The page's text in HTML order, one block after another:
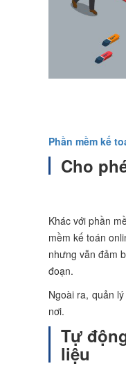
Phần mềm kế
Cho
Khác với phần
mềm kế toán
nhưng vẫn đảm
đoạn.
Ngoài ra, quản
nơi.
Tự
liệu